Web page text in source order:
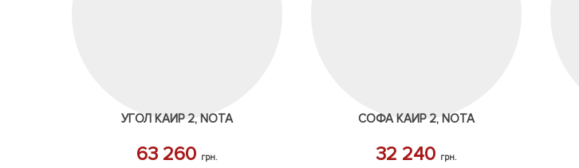
УГОЛ КАИР 2, NOTA
63 260 грн.
СОФА КАИР 2, NOTA
32 240 грн.